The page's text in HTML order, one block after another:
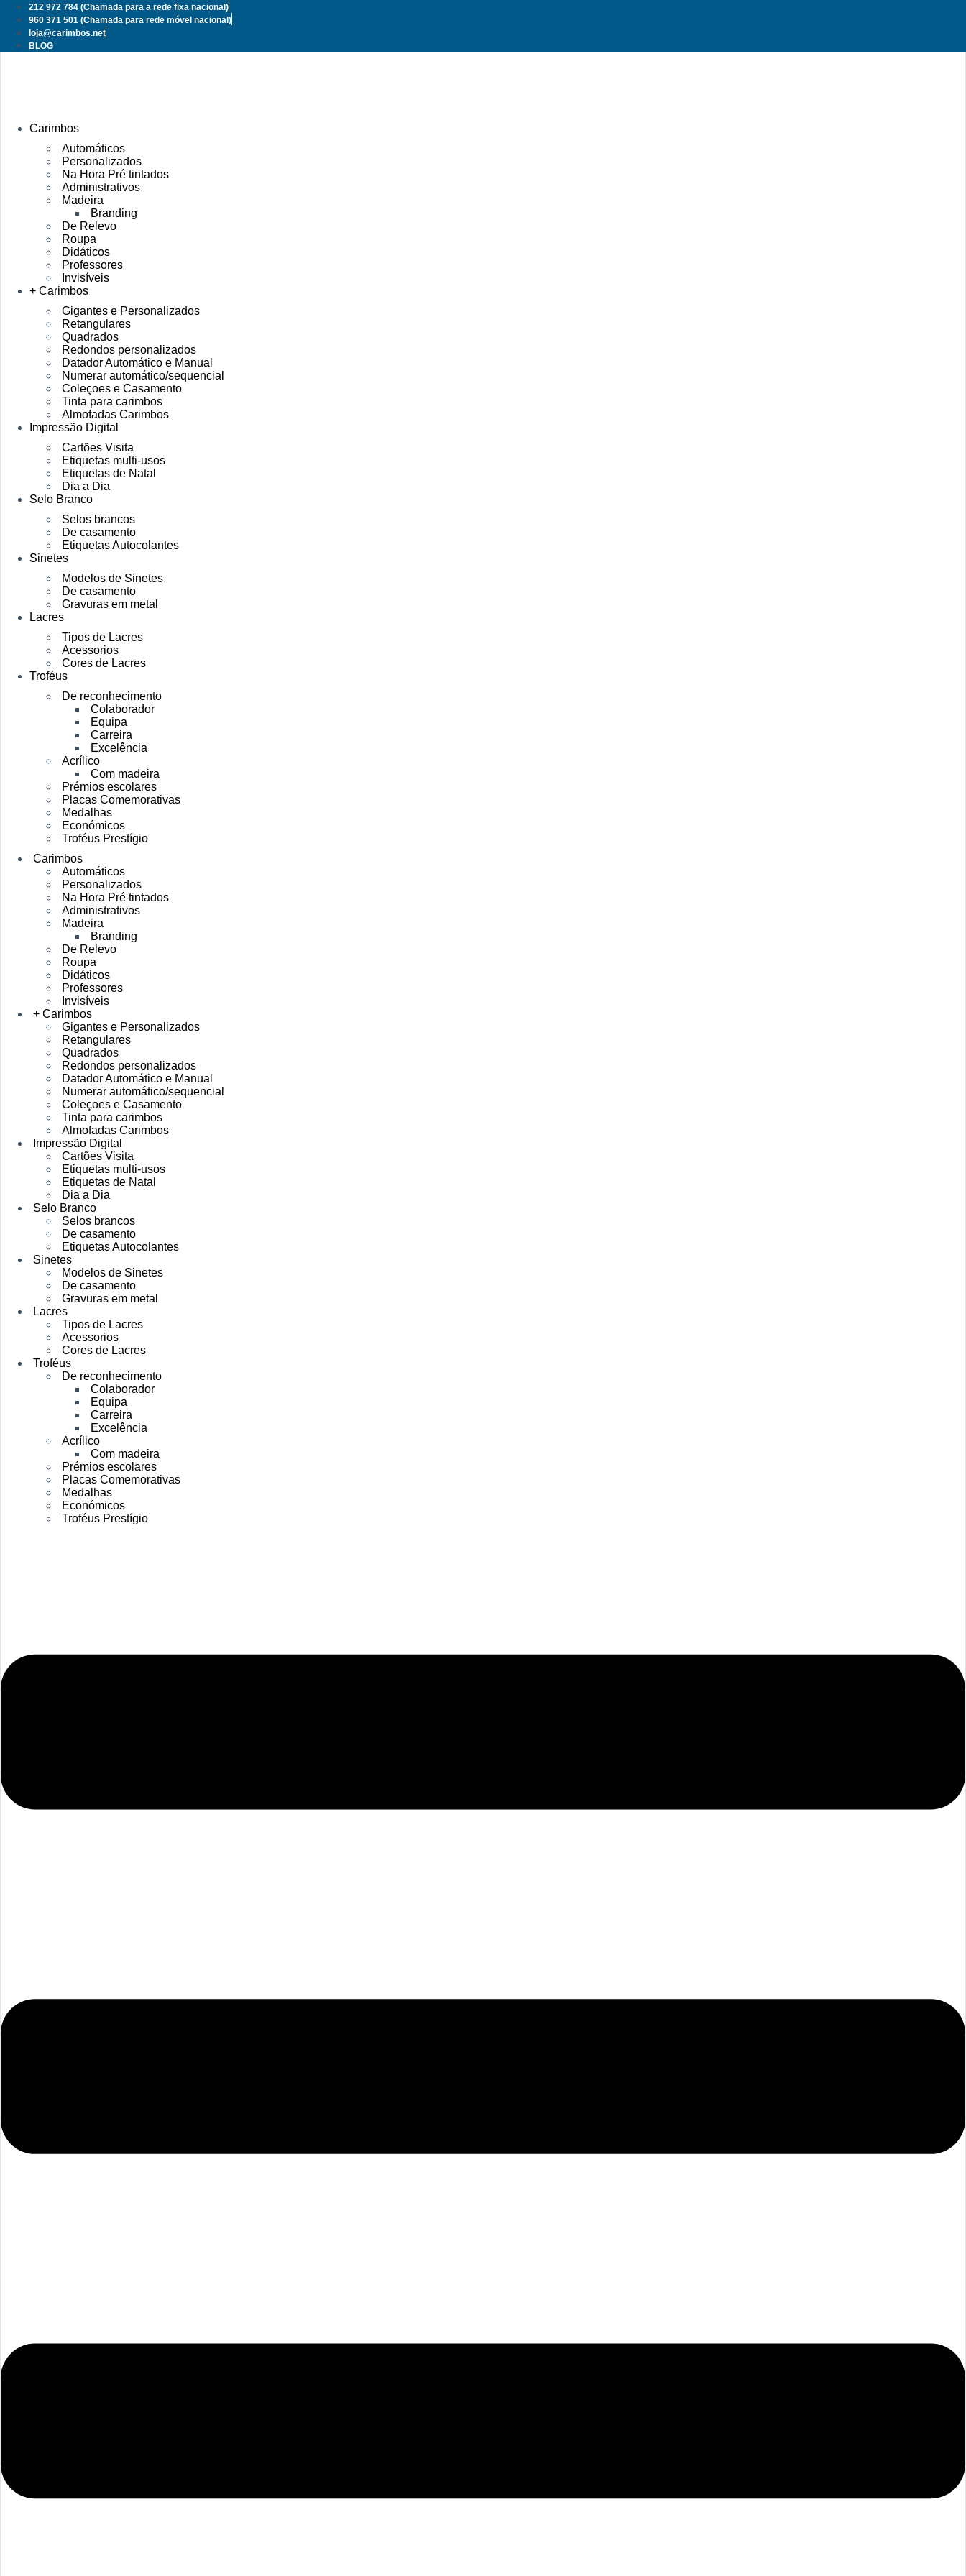
Pular
para
conteúdo
212 972 784 (Chamada para a rede fixa nacional)
960 371 501 (Chamada para rede móvel nacional)
loja@carimbos.net
BLOG
Carimbos
Automáticos
Personalizados
Na Hora Pré tintados
Administrativos
Madeira
Branding
De Relevo
Roupa
Didáticos
Professores
Invisíveis
+ Carimbos
Gigantes e Personalizados
Retangulares
Quadrados
Redondos personalizados
Datador Automático e Manual
Numerar automático/sequencial
Coleçoes e Casamento
Tinta para carimbos
Almofadas Carimbos
Impressão Digital
Cartões Visita
Etiquetas multi-usos
Etiquetas de Natal
Dia a Dia
Selo Branco
Selos brancos
De casamento
Etiquetas Autocolantes
Sinetes
Modelos de Sinetes
De casamento
Gravuras em metal
Lacres
Tipos de Lacres
Acessorios
Cores de Lacres
Troféus
De reconhecimento
Colaborador
Equipa
Carreira
Excelência
Acrílico
Com madeira
Prémios escolares
Placas Comemorativas
Medalhas
Económicos
Troféus Prestígio
Carimbos
Automáticos
Personalizados
Na Hora Pré tintados
Administrativos
Madeira
Branding
De Relevo
Roupa
Didáticos
Professores
Invisíveis
+ Carimbos
Gigantes e Personalizados
Retangulares
Quadrados
Redondos personalizados
Datador Automático e Manual
Numerar automático/sequencial
Coleçoes e Casamento
Tinta para carimbos
Almofadas Carimbos
Impressão Digital
Cartões Visita
Etiquetas multi-usos
Etiquetas de Natal
Dia a Dia
Selo Branco
Selos brancos
De casamento
Etiquetas Autocolantes
Sinetes
Modelos de Sinetes
De casamento
Gravuras em metal
Lacres
Tipos de Lacres
Acessorios
Cores de Lacres
Troféus
De reconhecimento
Colaborador
Equipa
Carreira
Excelência
Acrílico
Com madeira
Prémios escolares
Placas Comemorativas
Medalhas
Económicos
Troféus Prestígio